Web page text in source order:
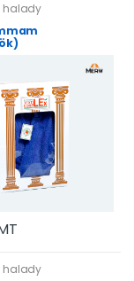
halady
halady